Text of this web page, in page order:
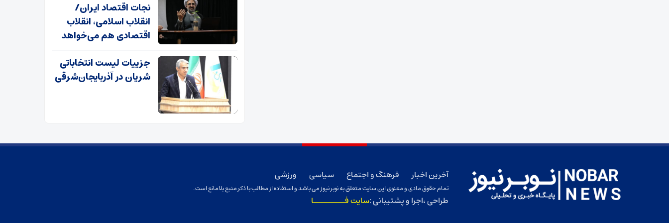
نجات اقتصاد ایران/
انقلاب اسلامی، انقلاب
اقتصادی هم می‌خواهد
جزییات لیست انتخاباتی
شریان در آذربایجان‌شرقی
آخرین اخبار فرهنگ و اجتماع سیاسی ورزشی
تمام حقوق مادی و معنوی این سایت متعلق به نوبر نیوز می باشد و استفاده از مطالب با ذکر منبع بلامانع است.
طراحی ،اجرا و پشتیبانی :سایت فـــــــــا